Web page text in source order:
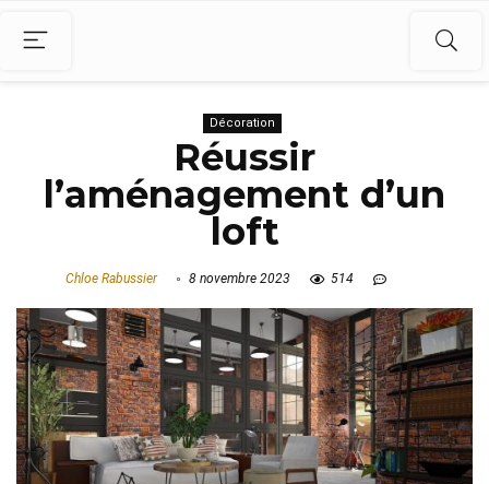
Décoration
Réussir
l’aménagement d’un
loft
Chloe Rabussier 8 novembre 2023 514